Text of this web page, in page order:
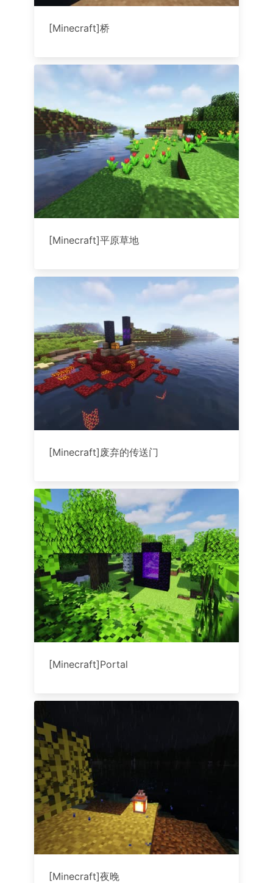
[Minecraft]桥
[Minecraft]平原草地
[Minecraft]废弃的传送门
[Minecraft]Portal
[Minecraft]夜晚